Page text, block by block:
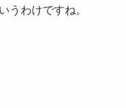
わけですね。